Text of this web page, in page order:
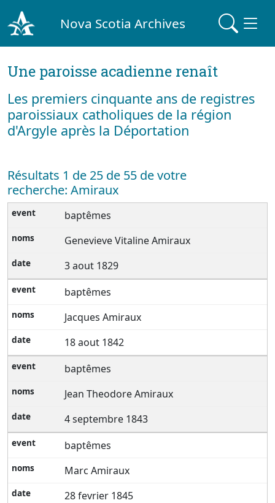
Nova Scotia Archives
Une paroisse acadienne renaît
Les premiers cinquante ans de registres
paroissiaux catholiques de la région
d'Argyle après la Déportation
Résultats 1 de 25 de 55 de votre
recherche: Amiraux
baptêmes
Genevieve Vitaline Amiraux
3 aout 1829
baptêmes
Jacques Amiraux
18 aout 1842
baptêmes
Jean Theodore Amiraux
4 septembre 1843
baptêmes
Marc Amiraux
28 fevrier 1845